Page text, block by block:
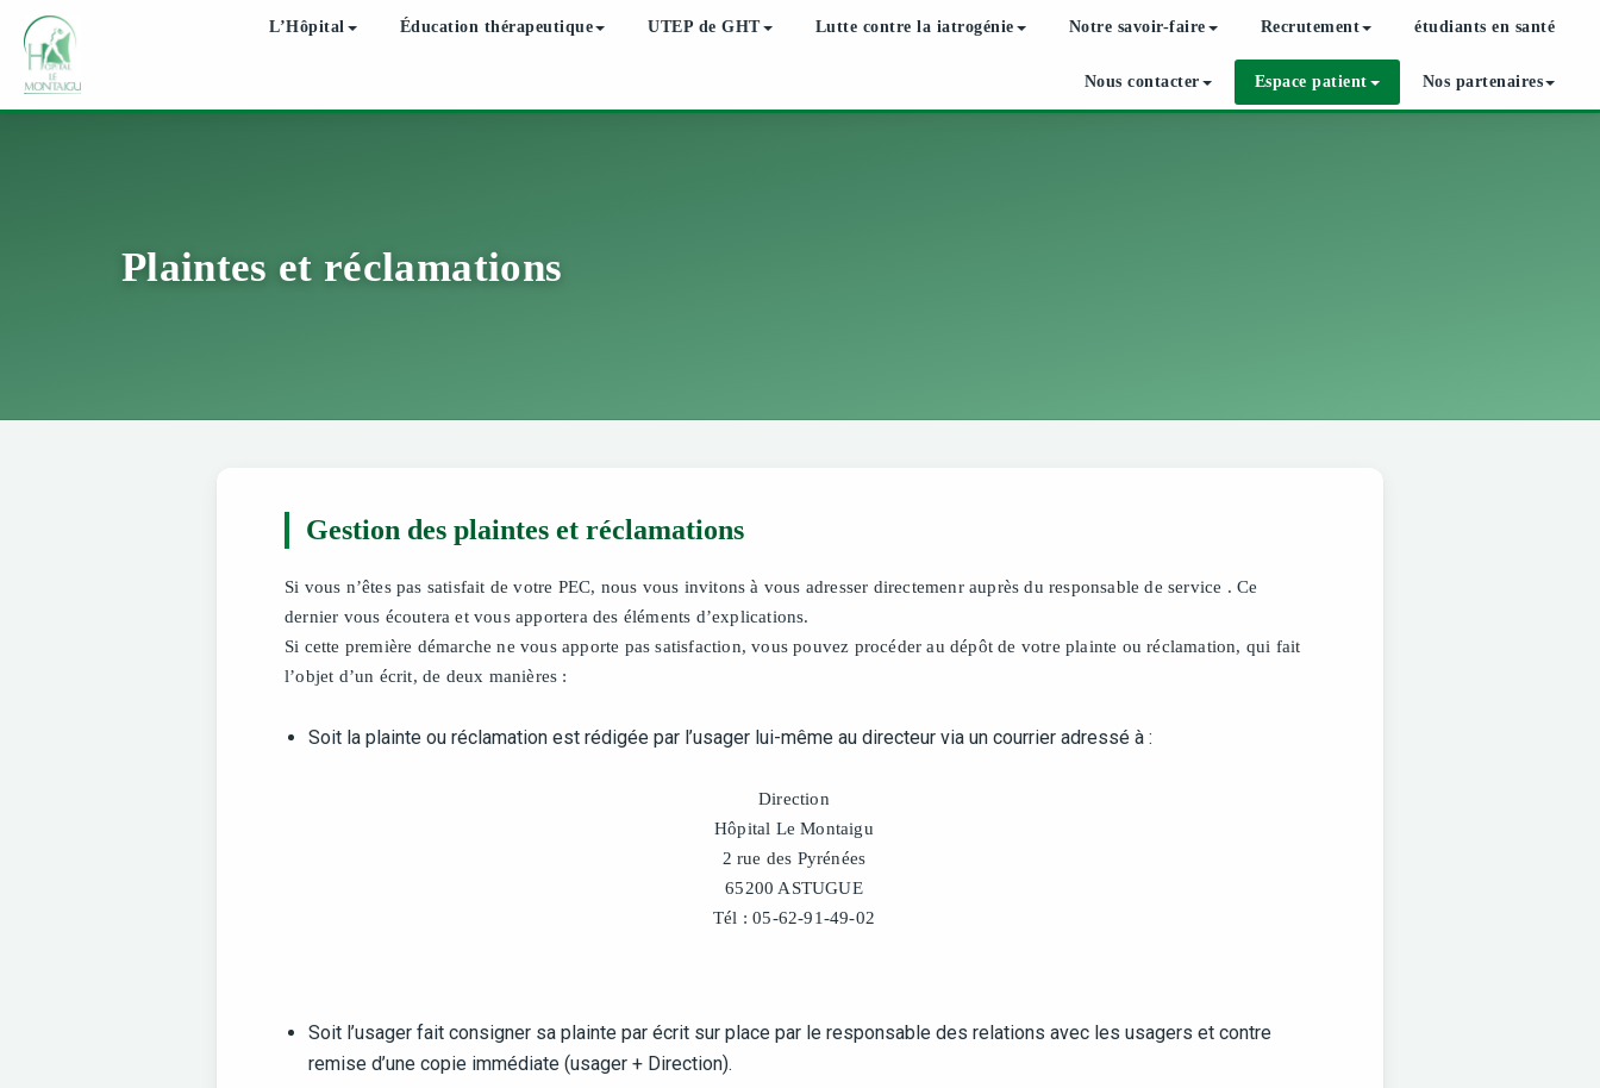
L’Hôpital Éducation thérapeutique UTEP de GHT Lutte contre la iatrogénie Notre savoir-faire Recrutement étudiants en santé
Nous contacter Espace patient Nos partenaires
Plaintes et réclamations
Gestion des plaintes et réclamations
Si vous n’êtes pas satisfait de votre PEC, nous vous invitons à vous adresser directemenr auprès du responsable de service . Ce
dernier vous écoutera et vous apportera des éléments d’explications.
Si cette première démarche ne vous apporte pas satisfaction, vous pouvez procéder au dépôt de votre plainte ou réclamation, qui fait
l’objet d’un écrit, de deux manières :
Soit la plainte ou réclamation est rédigée par l’usager lui-même au directeur via un courrier adressé à :
Direction
Hôpital Le Montaigu
2 rue des Pyrénées
65200 ASTUGUE
Tél : 05-62-91-49-02
Soit l’usager fait consigner sa plainte par écrit sur place par le responsable des relations avec les usagers et contre
remise d’une copie immédiate (usager + Direction).